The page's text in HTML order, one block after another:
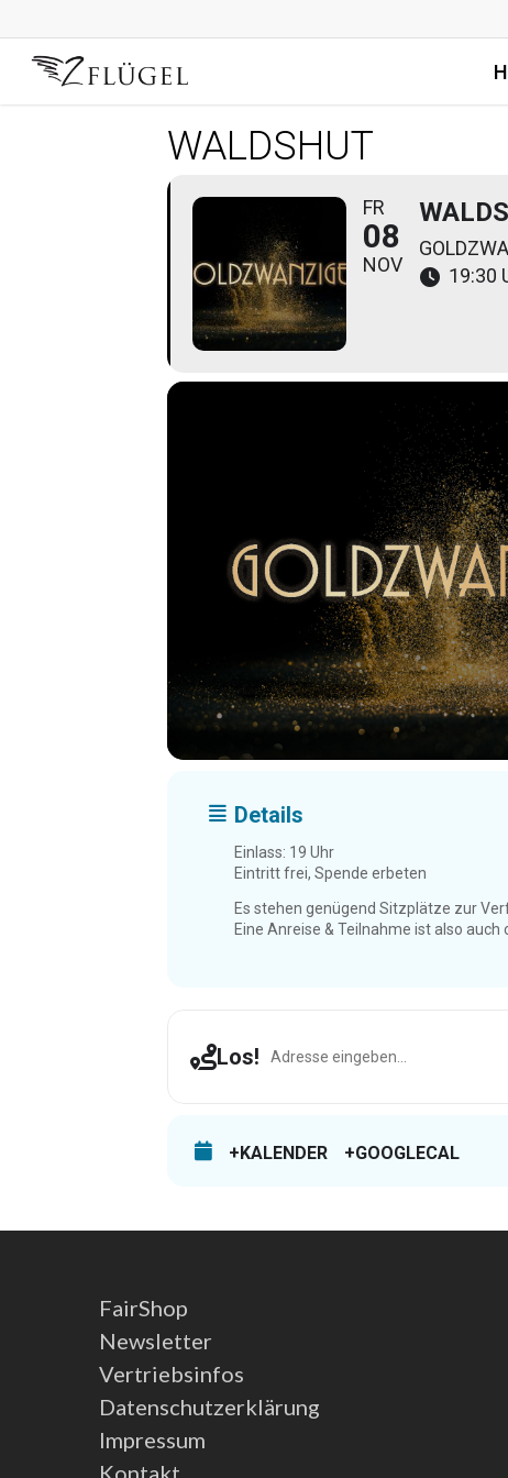
WALDSHUT
FR
08
NOV
19:30
Details
Einlass: 19 Uhr
Eintritt frei, Spende erbeten
Es stehen genügend Sitzplätze zur
Eine Anreise & Teilnahme ist also
Los! Address - Waldshut [jnWobyAy3]
+KALENDER +GOOGLECAL
FairShop
Newsletter
Vertriebsinfos
Datenschutzerklärung
Impressum
Kontakt